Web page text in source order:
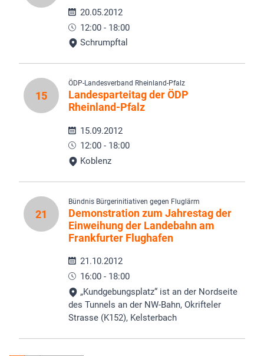
20.05.2012
12:00 - 18:00
Schrumpftal
15
ÖDP-Landesverband Rheinland-Pfalz
Landesparteitag der ÖDP
Rheinland-Pfalz
15.09.2012
12:00 - 18:00
Koblenz
21
Bündnis Bürgerinitiativen gegen Fluglärm
Demonstration zum Jahrestag der
Einweihung der Landebahn am
Frankfurter Flughafen
21.10.2012
16:00 - 18:00
„Kundgebungsplatz“ ist an der Nordseite
des Tunnels an der NW-Bahn, Okrifteler
Strasse (K152), Kelsterbach